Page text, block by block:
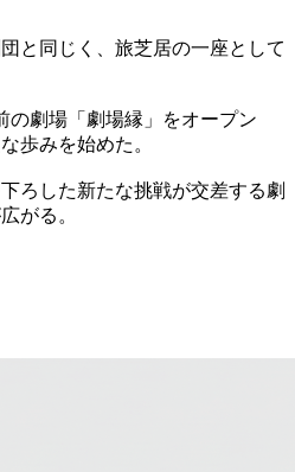
と同じく、旅芝居の一座として
の劇場「劇場縁」をオープン
歩みを始めた。
ろした新たな挑戦が交差する劇
がる。